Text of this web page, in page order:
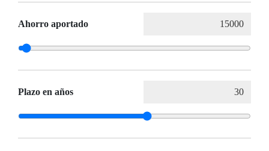
Ahorro aportado
Plazo en años